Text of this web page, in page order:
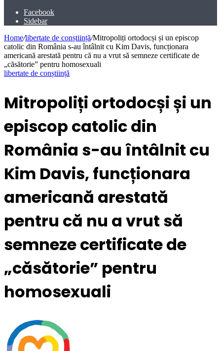
Facebook
Sidebar
Home/libertate de conștiință/Mitropoliți ortodocși și un episcop
catolic din România s-au întâlnit cu Kim Davis, funcționara
americană arestată pentru că nu a vrut să semneze certificate de
„căsătorie” pentru homosexuali
libertate de conștiință
Mitropoliți ortodocși și un
episcop catolic din
România s-au întâlnit cu
Kim Davis, funcționara
americană arestată
pentru că nu a vrut să
semneze certificate de
„căsătorie” pentru
homosexuali